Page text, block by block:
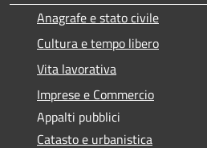
Anagrafe e stato civile
Cultura e tempo libero
Vita lavorativa
Imprese e Commercio
Appalti pubblici
Catasto e urbanistica